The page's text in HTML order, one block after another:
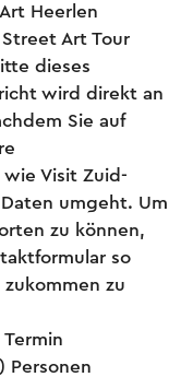
Heerlen
Art Tour
dieses
wird direkt an
Sie auf
Visit Zuid-
umgeht. Um
zu können,
so
zu
Personen